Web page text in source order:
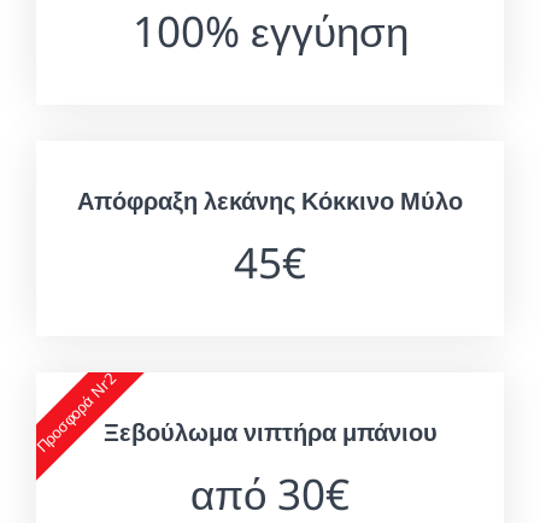
100% εγγύηση
Απόφραξη λεκάνης Κόκκινο Μύλο
45€
Προσφορά Nr2Ξεβούλωμα νιπτήρα μπάνιου
από 30€